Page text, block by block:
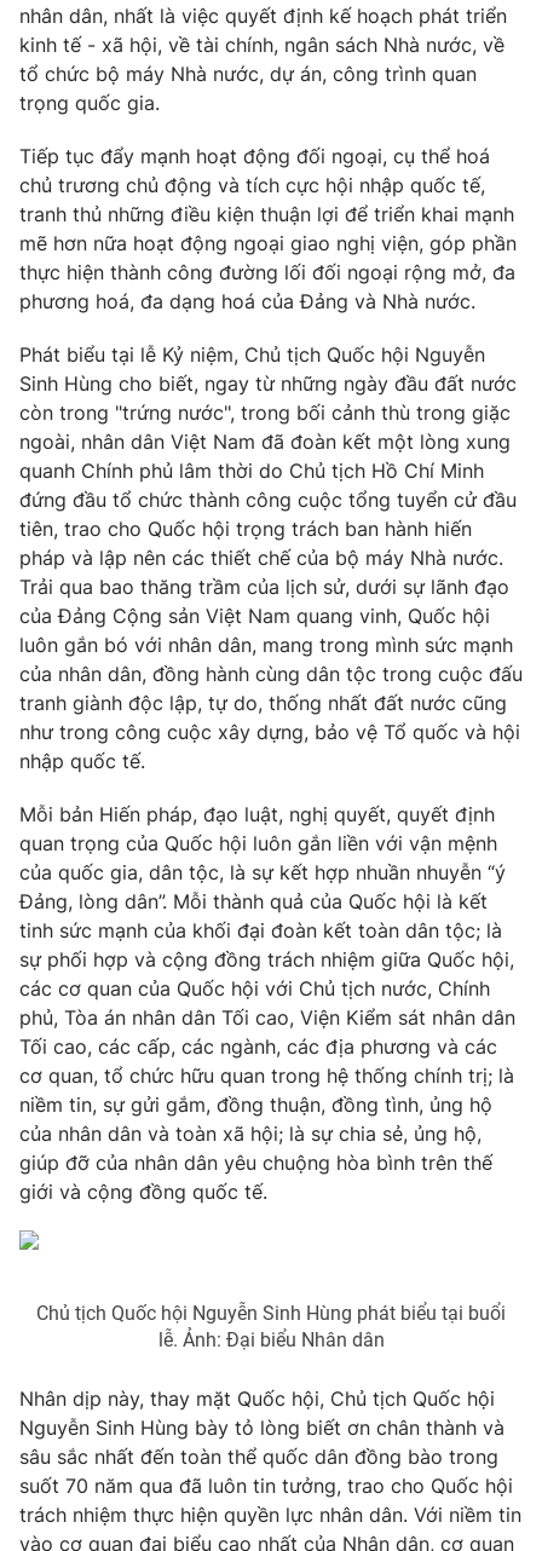
nhân dân, nhất là việc quyết định kế hoạch phát triển
kinh tế - xã hội, về tài chính, ngân sách Nhà nước, về
tổ chức bộ máy Nhà nước, dự án, công trình quan
trọng quốc gia.
Tiếp tục đẩy mạnh hoạt động đối ngoại, cụ thể hoá
chủ trương chủ động và tích cực hội nhập quốc tế,
tranh thủ những điều kiện thuận lợi để triển khai mạnh
mẽ hơn nữa hoạt động ngoại giao nghị viện, góp phần
thực hiện thành công đường lối đối ngoại rộng mở, đa
phương hoá, đa dạng hoá của Đảng và Nhà nước.
Phát biểu tại lễ Kỷ niệm, Chủ tịch Quốc hội Nguyễn
Sinh Hùng cho biết, ngay từ những ngày đầu đất nước
còn trong "trứng nước", trong bối cảnh thù trong giặc
ngoài, nhân dân Việt Nam đã đoàn kết một lòng xung
quanh Chính phủ lâm thời do Chủ tịch Hồ Chí Minh
đứng đầu tổ chức thành công cuộc tổng tuyển cử đầu
tiên, trao cho Quốc hội trọng trách ban hành hiến
pháp và lập nên các thiết chế của bộ máy Nhà nước.
Trải qua bao thăng trầm của lịch sử, dưới sự lãnh đạo
của Đảng Cộng sản Việt Nam quang vinh, Quốc hội
luôn gắn bó với nhân dân, mang trong mình sức mạnh
của nhân dân, đồng hành cùng dân tộc trong cuộc đấu
tranh giành độc lập, tự do, thống nhất đất nước cũng
như trong công cuộc xây dựng, bảo vệ Tổ quốc và hội
nhập quốc tế.
Mỗi bản Hiến pháp, đạo luật, nghị quyết, quyết định
quan trọng của Quốc hội luôn gắn liền với vận mệnh
của quốc gia, dân tộc, là sự kết hợp nhuần nhuyễn “ý
Đảng, lòng dân”. Mỗi thành quả của Quốc hội là kết
tinh sức mạnh của khối đại đoàn kết toàn dân tộc; là
sự phối hợp và cộng đồng trách nhiệm giữa Quốc hội,
các cơ quan của Quốc hội với Chủ tịch nước, Chính
phủ, Tòa án nhân dân Tối cao, Viện Kiểm sát nhân dân
Tối cao, các cấp, các ngành, các địa phương và các
cơ quan, tổ chức hữu quan trong hệ thống chính trị; là
niềm tin, sự gửi gắm, đồng thuận, đồng tình, ủng hộ
của nhân dân và toàn xã hội; là sự chia sẻ, ủng hộ,
giúp đỡ của nhân dân yêu chuộng hòa bình trên thế
giới và cộng đồng quốc tế.
Chủ tịch Quốc hội Nguyễn Sinh Hùng phát biểu tại buổi
lễ. Ảnh: Đại biểu Nhân dân
Nhân dịp này, thay mặt Quốc hội, Chủ tịch Quốc hội
Nguyễn Sinh Hùng bày tỏ lòng biết ơn chân thành và
sâu sắc nhất đến toàn thể quốc dân đồng bào trong
suốt 70 năm qua đã luôn tin tưởng, trao cho Quốc hội
trách nhiệm thực hiện quyền lực nhân dân. Với niềm tin
vào cơ quan đại biểu cao nhất của Nhân dân, cơ quan